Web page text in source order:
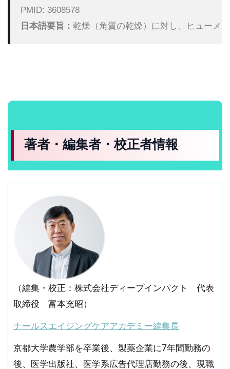
PMID: 3608578
日本語要旨： 乾燥（角質の乾燥）に対し、ヒューメ
著者・編集者・校正者情報
（編集・校正：株式会社ディープインパクト 代表
取締役 富本充昭）
ナールスエイジングケアアカデミー編集長
京都大学農学部を卒業後、製薬企業に7年間勤務の
後、医学出版社、医学系広告代理店勤務の後、現職